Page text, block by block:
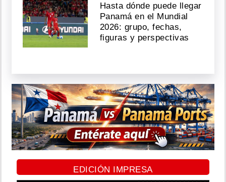
Hasta dónde puede llegar
Panamá en el Mundial
2026: grupo, fechas,
figuras y perspectivas
EDICIÓN IMPRESA